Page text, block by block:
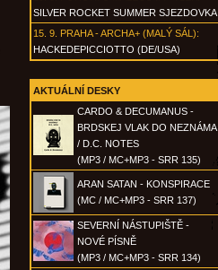
SILVER ROCKET SUMMER SJEZDOVKA
15. 9. PRAHA - ARCHA+ (MALÝ SÁL):
HACKEDEPICCIOTTO (DE/USA)
AKTUÁLNÍ DESKY
CARDO & DECUMANUS -
BRDSKEJ VLAK DO NEZNÁMA
/ D.C. NOTES
(MP3 / MC+MP3 - SRR 135)
ARAN SATAN - KONSPIRACE
(MC / MC+MP3 - SRR 137)
SEVERNÍ NÁSTUPIŠTĚ -
NOVÉ PÍSNĚ
(MP3 / MC+MP3 - SRR 134)